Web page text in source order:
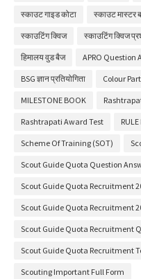
स्काउट गाइड कोटा स्काउट मास्टर
स्काउटिंग क्विज स्काउटिंग क्विज
हिमालय वुड बैज APRO Question
BSG ज्ञान प्रतियोगिता Colour
MILESTONE BOOK
Rashtrapati Award Test
Scheme Of Training (SOT)
Scout Guide Quota Question
Scout Guide Quota Recruitment
Scout Guide Quota Recruitment
Scout Guide Quota Recruitment
Scout Guide Quota Recruitment
Scouting Important Full Form